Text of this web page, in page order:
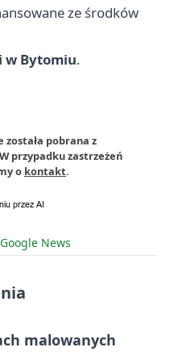
ze środków
w Bytomiu.
pobrana z
przypadku zastrzeżeń
o kontakt.
Google News
malowanych